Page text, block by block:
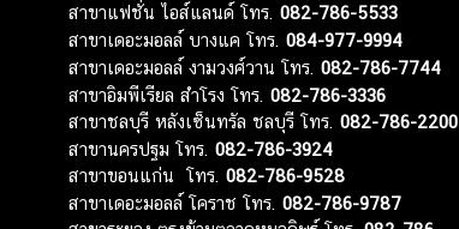
สาขาแฟชั่น ไอส์แลนด์ โทร.082-786-5533
สาขาเดอะมอลล์ บางแค โทร.084-977-9994
สาขาเดอะมอลล์ งามวงศ์วาน โทร.082-786-7744
สาขาอิมพีเรียล สำโรง โทร.082-786-3336
สาขาชลบุรี หลังเซ็นทรัล ชลบุรี โทร.082-786-2200
สาขานครปฐม โทร.082-786-3924
สาขาขอนแก่น โทร.082-786-9528
สาขาเดอะมอลล์ โคราช โทร.082-786-9787